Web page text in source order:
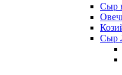
Сыр
Сыр